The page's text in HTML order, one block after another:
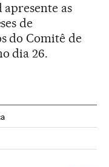
as
de
do Comitê de
dia 26.
en Facebook